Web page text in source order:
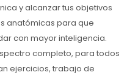
y alcanzar tus objetivos
anatómicas para que
con mayor inteligencia.
completo, para todos
ejercicios, trabajo de